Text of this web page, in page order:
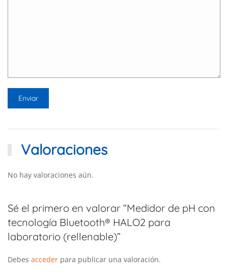
Valoraciones
No hay valoraciones aún.
Sé el primero en valorar “Medidor de pH con
tecnología Bluetooth® HALO2 para
laboratorio (rellenable)”
Debes acceder para publicar una valoración.